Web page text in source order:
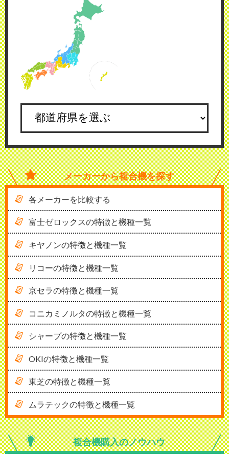
メーカーから複合機を探す
各メーカーを比較する
富士ゼロックスの特徴と機種一覧
キヤノンの特徴と機種一覧
リコーの特徴と機種一覧
京セラの特徴と機種一覧
コニカミノルタの特徴と機種一覧
シャープの特徴と機種一覧
OKIの特徴と機種一覧
東芝の特徴と機種一覧
ムラテックの特徴と機種一覧
複合機購入のノウハウ